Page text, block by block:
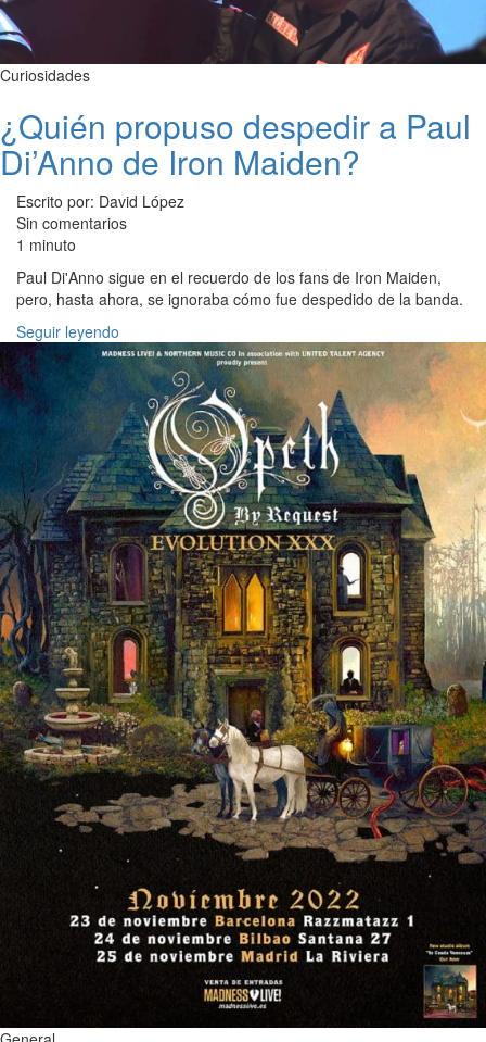
Curiosidades
¿Quién propuso despedir a Paul
Di’Anno de Iron Maiden?
Escrito por: David López
Sin comentarios
1 minuto
Paul Di'Anno sigue en el recuerdo de los fans de Iron Maiden,
pero, hasta ahora, se ignoraba cómo fue despedido de la banda.
Seguir leyendo